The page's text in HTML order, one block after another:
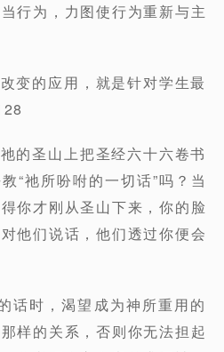
行为，力图使行为重新与主
变的应用，就是针对学生最
的圣山上把圣经六十六卷书
“祂所吩咐的一切话”吗？当
你才刚从圣山下来，你的脸
他们说话，他们透过你便会
话时，渴望成为神所重用的
样的关系，否则你无法担起